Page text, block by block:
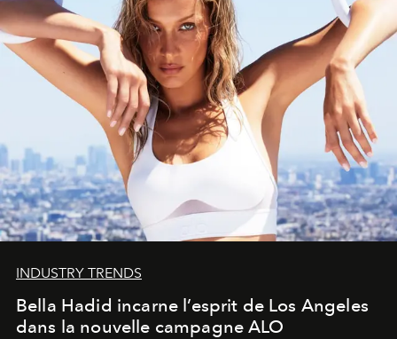
INDUSTRY TRENDS
Bella Hadid incarne l’esprit de Los Angeles
dans la nouvelle campagne ALO